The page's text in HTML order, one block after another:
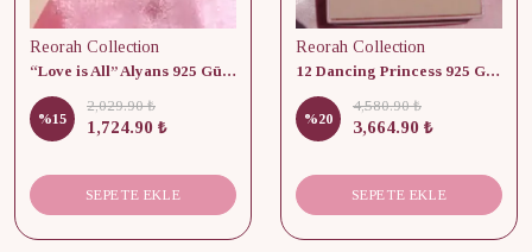
Reorah Collection
“Love is All” Alyans 925 Gümüş - Medium Beden
%15
2,029.90 ₺
1,724.90 ₺
SEPETE EKLE
Reorah Collection
12 Dancing Princess 925 Gümüş/ Kolye, Küpe ve Yüzük Set
%20
4,580.90 ₺
3,664.90 ₺
SEPETE EKLE